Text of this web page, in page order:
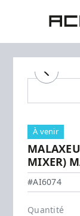
Accès Industriel
À venir
MIXER)
Maclean -
#AI6074
Quantité